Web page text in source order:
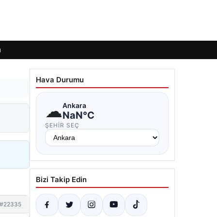
#22335
Hava Durumu
☁Ankara
NaN°C
ŞEHIR SEÇ
Bizi Takip Edin